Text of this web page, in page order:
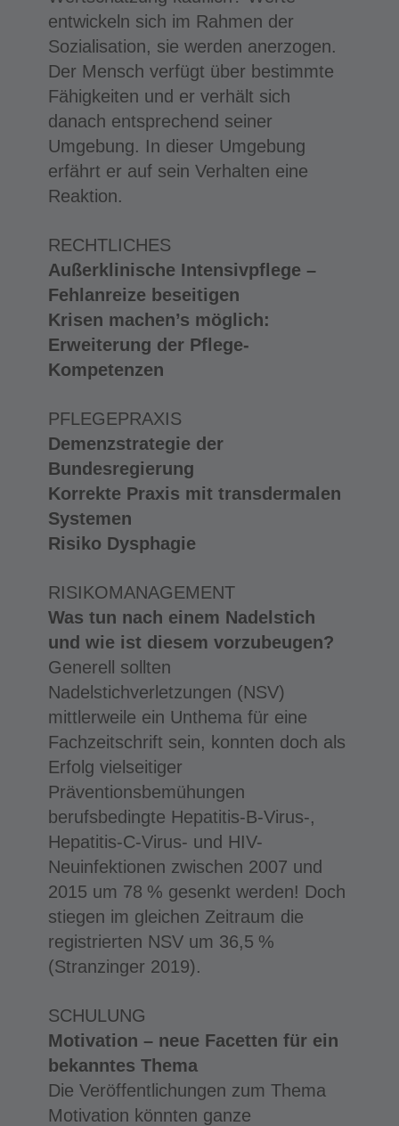
entwickeln sich im Rahmen der
Sozialisation, sie werden anerzogen.
Der Mensch verfügt über bestimmte
Fähigkeiten und er verhält sich
danach entsprechend seiner
Umgebung. In dieser Umgebung
erfährt er auf sein Verhalten eine
Reaktion.
RECHTLICHES
Außerklinische Intensivpflege –
Fehlanreize beseitigen
Krisen machen’s möglich:
Erweiterung der Pflege-
Kompetenzen
PFLEGEPRAXIS
Demenzstrategie der
Bundesregierung
Korrekte Praxis mit transdermalen
Systemen
Risiko Dysphagie
RISIKOMANAGEMENT
Was tun nach einem Nadelstich
und wie ist diesem vorzubeugen?
Generell sollten
Nadelstichverletzungen (NSV)
mittlerweile ein Unthema für eine
Fachzeitschrift sein, konnten doch als
Erfolg vielseitiger
Präventionsbemühungen
berufsbedingte Hepatitis-B-Virus-,
Hepatitis-C-Virus- und HIV-
Neuinfektionen zwischen 2007 und
2015 um 78 % gesenkt werden! Doch
stiegen im gleichen Zeitraum die
registrierten NSV um 36,5 %
(Stranzinger 2019).
SCHULUNG
Motivation – neue Facetten für ein
bekanntes Thema
Die Veröffentlichungen zum Thema
Motivation könnten ganze